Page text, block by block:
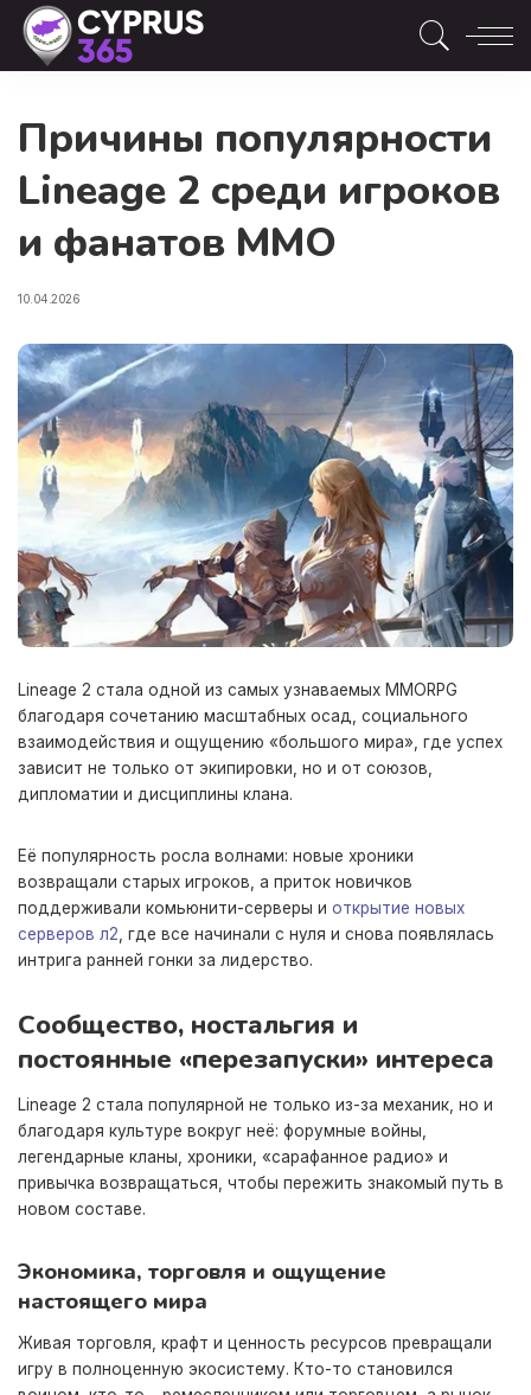
Причины популярности
Lineage 2 среди игроков
и фанатов MMO
10.04.2026
Lineage 2 стала одной из самых узнаваемых MMORPG
благодаря сочетанию масштабных осад, социального
взаимодействия и ощущению «большого мира», где успех
зависит не только от экипировки, но и от союзов,
дипломатии и дисциплины клана.
Её популярность росла волнами: новые хроники
возвращали старых игроков, а приток новичков
поддерживали комьюнити-серверы и открытие новых
серверов л2, где все начинали с нуля и снова появлялась
интрига ранней гонки за лидерство.
Сообщество, ностальгия и
постоянные «перезапуски» интереса
Lineage 2 стала популярной не только из-за механик, но и
благодаря культуре вокруг неё: форумные войны,
легендарные кланы, хроники, «сарафанное радио» и
привычка возвращаться, чтобы пережить знакомый путь в
новом составе.
Экономика, торговля и ощущение
настоящего мира
Живая торговля, крафт и ценность ресурсов превращали
игру в полноценную экосистему. Кто-то становился